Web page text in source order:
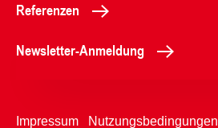
Referenzen
Newsletter-Anmeldung
Impressum Nutzungsbedingungen